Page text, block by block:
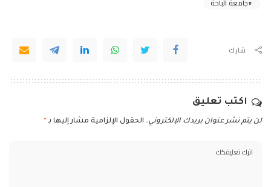
جامعة الباحة
شارك
اكتب تعليق
لن يتم نشر عنوان بريدك الإلكتروني. الحقول الإلزامية مشار إليها بـ *